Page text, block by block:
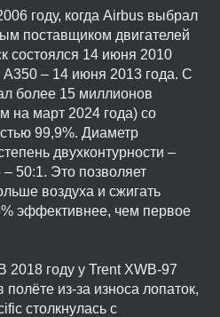
году, когда Airbus выбрал
поставщиком двигателей
состоялся 14 июня 2010
– 14 июня 2013 года. С
более 15 миллионов
на март 2024 года) со
99,9%. Диаметр
двухконтурности –
50:1. Это позволяет
воздуха и сжигать
эффективнее, чем первое
2018 году у Trent XWB-97
из-за износа лопаток,
столкнулась с